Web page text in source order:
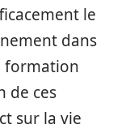
le
dans
formation
de ces
sur la vie